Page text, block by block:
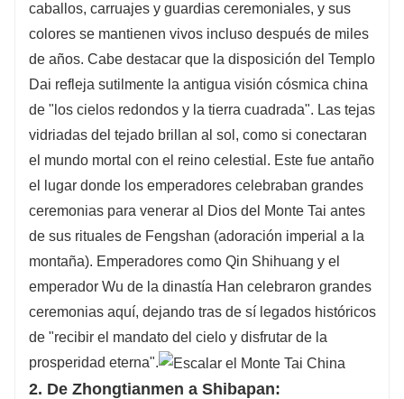
caballos, carruajes y guardias ceremoniales, y sus
colores se mantienen vivos incluso después de miles
de años. Cabe destacar que la disposición del Templo
Dai refleja sutilmente la antigua visión cósmica china
de "los cielos redondos y la tierra cuadrada". Las tejas
vidriadas del tejado brillan al sol, como si conectaran
el mundo mortal con el reino celestial. Este fue antaño
el lugar donde los emperadores celebraban grandes
ceremonias para venerar al Dios del Monte Tai antes
de sus rituales de Fengshan (adoración imperial a la
montaña). Emperadores como Qin Shihuang y el
emperador Wu de la dinastía Han celebraron grandes
ceremonias aquí, dejando tras de sí legados históricos
de "recibir el mandato del cielo y disfrutar de la
prosperidad eterna".
2. De Zhongtianmen a Shibapan: